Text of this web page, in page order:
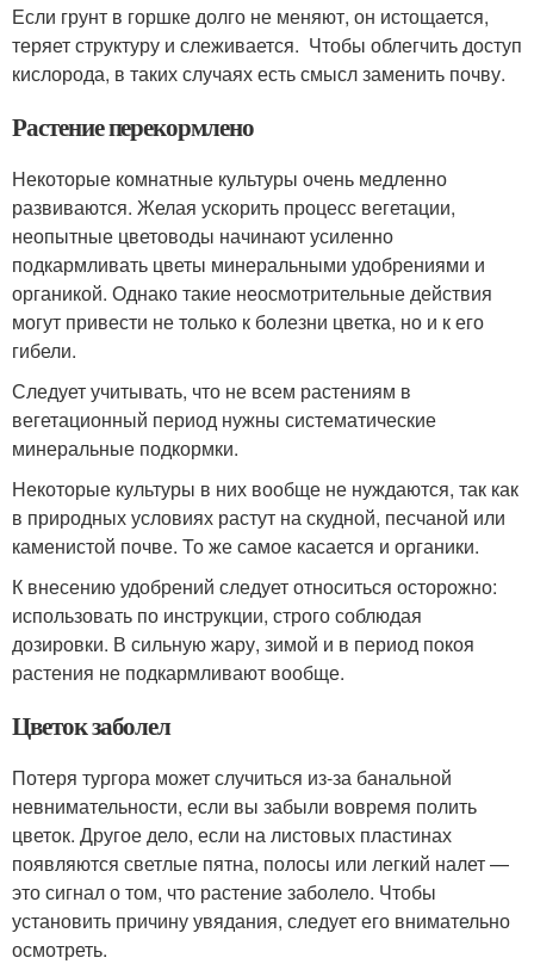
Если грунт в горшке долго не меняют, он истощается,
теряет структуру и слеживается. Чтобы облегчить доступ
кислорода, в таких случаях есть смысл заменить почву.
Растение перекормлено
Некоторые комнатные культуры очень медленно
развиваются. Желая ускорить процесс вегетации,
неопытные цветоводы начинают усиленно
подкармливать цветы минеральными удобрениями и
органикой. Однако такие неосмотрительные действия
могут привести не только к болезни цветка, но и к его
гибели.
Следует учитывать, что не всем растениям в
вегетационный период нужны систематические
минеральные подкормки.
Некоторые культуры в них вообще не нуждаются, так как
в природных условиях растут на скудной, песчаной или
каменистой почве. То же самое касается и органики.
К внесению удобрений следует относиться осторожно:
использовать по инструкции, строго соблюдая
дозировки. В сильную жару, зимой и в период покоя
растения не подкармливают вообще.
Цветок заболел
Потеря тургора может случиться из-за банальной
невнимательности, если вы забыли вовремя полить
цветок. Другое дело, если на листовых пластинах
появляются светлые пятна, полосы или легкий налет —
это сигнал о том, что растение заболело. Чтобы
установить причину увядания, следует его внимательно
осмотреть.